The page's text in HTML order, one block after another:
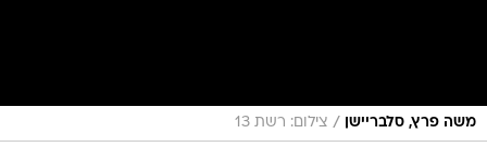
משה פרץ, סלבריישן / צילום: רשת 13